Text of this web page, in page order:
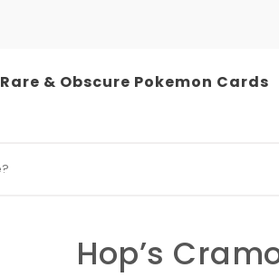
Rare & Obscure Pokemon Cards
Hop’s